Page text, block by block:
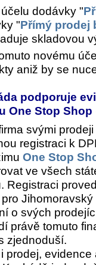
dodávky "
"Přímý prodej
skladovou
novému
aniž by se
podporuje
One Stop Shop
svými
registraci k
One Stop
ve všech
Registraci
Jihomoravský
o svých
právě tomuto
zjednoduší.
prodej,